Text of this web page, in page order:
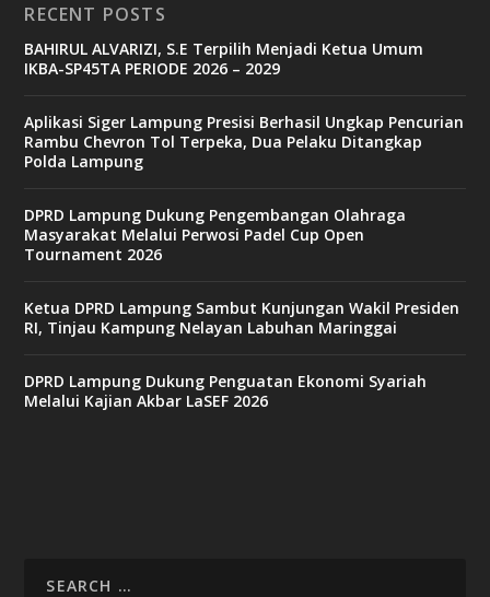
RECENT POSTS
BAHIRUL ALVARIZI, S.E Terpilih Menjadi Ketua Umum
IKBA-SP45TA PERIODE 2026 – 2029
Aplikasi Siger Lampung Presisi Berhasil Ungkap Pencurian
Rambu Chevron Tol Terpeka, Dua Pelaku Ditangkap
Polda Lampung
DPRD Lampung Dukung Pengembangan Olahraga
Masyarakat Melalui Perwosi Padel Cup Open
Tournament 2026
Ketua DPRD Lampung Sambut Kunjungan Wakil Presiden
RI, Tinjau Kampung Nelayan Labuhan Maringgai
DPRD Lampung Dukung Penguatan Ekonomi Syariah
Melalui Kajian Akbar LaSEF 2026